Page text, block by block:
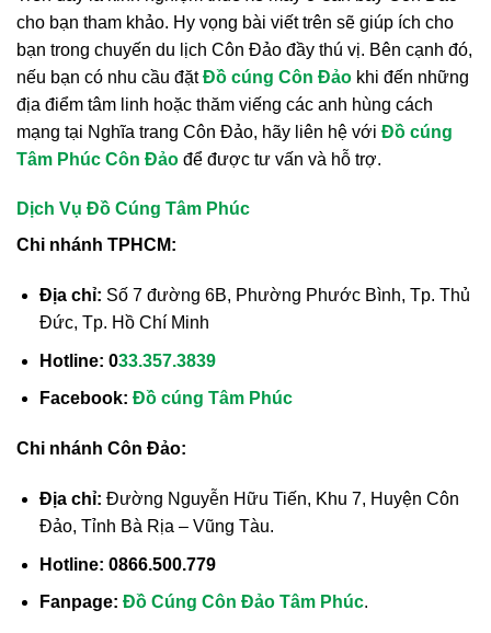
cho bạn tham khảo. Hy vọng bài viết trên sẽ giúp ích cho
bạn trong chuyến du lịch Côn Đảo đầy thú vị. Bên cạnh đó,
nếu bạn có nhu cầu đặtĐồ cúng Côn Đảo khi đến những
địa điểm tâm linh hoặc thăm viếng các anh hùng cách
mạng tại Nghĩa trang Côn Đảo, hãy liên hệ với Đồ cúng
Tâm Phúc Côn Đảo để được tư vấn và hỗ trợ.
Dịch Vụ Đồ Cúng Tâm Phúc
Chi nhánh TPHCM:
Địa chỉ: Số 7 đường 6B, Phường Phước Bình, Tp. Thủ
Đức, Tp. Hồ Chí Minh
Hotline: 033.357.3839
Facebook: Đồ cúng Tâm Phúc
Chi nhánh Côn Đảo:
Địa chỉ: Đường Nguyễn Hữu Tiến, Khu 7, Huyện Côn
Đảo, Tỉnh Bà Rịa – Vũng Tàu.
Hotline: 0866.500.779
Fanpage: Đồ Cúng Côn Đảo Tâm Phúc.